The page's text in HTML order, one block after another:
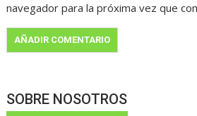
navegador para la próxima vez que
SOBRE NOSOTROS